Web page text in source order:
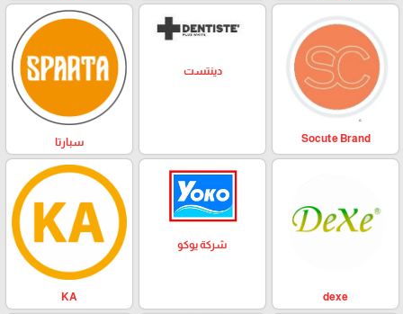
Socute Brand
دينتست
سبارتا
dexe
شركة يوكو
KA